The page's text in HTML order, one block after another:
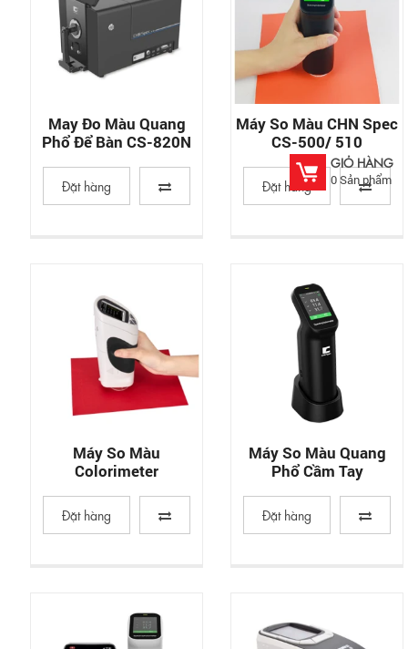
GIỎ HÀNG
0Sản phẩm
May Đo Màu Quang
Phổ Để Bàn CS-820N
Đặt hàng
Máy So Màu CHN Spec
CS-500/ 510
Đặt hàng
Máy So Màu
Colorimeter
Đặt hàng
Máy So Màu Quang
Phổ Cầm Tay
Đặt hàng